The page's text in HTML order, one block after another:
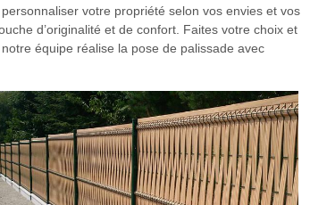
votre propriété selon vos envies et vos
d’originalité et de confort. Faites votre choix et
équipe réalise la pose de palissade avec